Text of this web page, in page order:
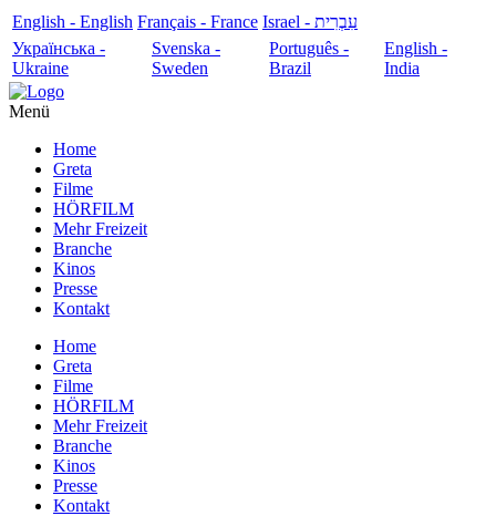
English - English Français - France
עִבְרִית - Israel
Українська -
Ukraine
Svenska -
Sweden
Português -
Brazil
English -
India
Menü
Home
Greta
Filme
HÖRFILM
Mehr Freizeit
Branche
Kinos
Presse
Kontakt
Home
Greta
Filme
HÖRFILM
Mehr Freizeit
Branche
Kinos
Presse
Kontakt